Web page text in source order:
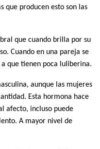
que producen esto son las
que cuando brilla por su
Cuando en una pareja se
que tienen poca luliberina.
aunque las mujeres
Esta hormona hace
afecto, incluso puede
A mayor nivel de